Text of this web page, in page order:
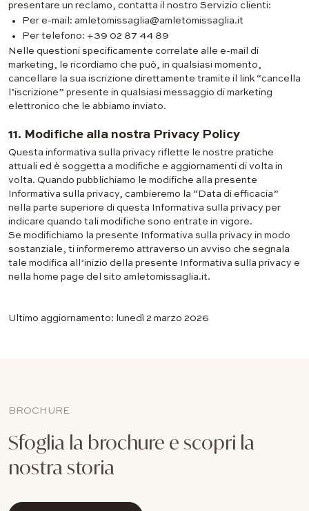
presentare un reclamo, contatta il nostro Servizio clienti:
Per e-mail: amletomissaglia@amletomissaglia.it
Per telefono: +39 02 87 44 89
Nelle questioni specificamente correlate alle e-mail di
marketing, le ricordiamo che può, in qualsiasi momento,
cancellare la sua iscrizione direttamente tramite il link “cancella
l’iscrizione” presente in qualsiasi messaggio di marketing
elettronico che le abbiamo inviato.
11. Modifiche alla nostra Privacy Policy
Questa informativa sulla privacy riflette le nostre pratiche
attuali ed è soggetta a modifiche e aggiornamenti di volta in
volta. Quando pubblichiamo le modifiche alla presente
Informativa sulla privacy, cambieremo la “Data di efficacia”
nella parte superiore di questa Informativa sulla privacy per
indicare quando tali modifiche sono entrate in vigore.
Se modifichiamo la presente Informativa sulla privacy in modo
sostanziale, ti informeremo attraverso un avviso che segnala
tale modifica all’inizio della presente Informativa sulla privacy e
nella home page del sito amletomissaglia.it.
Ultimo aggiornamento: lunedì 2 marzo 2026
BROCHURE
Sfoglia la brochure e scopri la
nostra storia